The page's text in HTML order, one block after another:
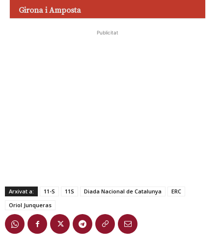
Girona i Amposta
Publicitat
Arxivat a: 11-S 11S Diada Nacional de Catalunya
ERC
Oriol Junqueras